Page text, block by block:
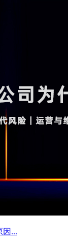
因...